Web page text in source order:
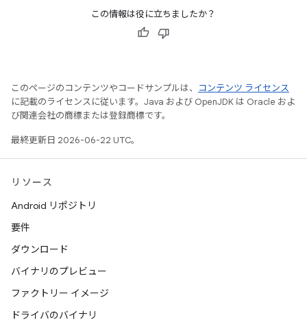
この情報は役に立ちましたか？
このページのコンテンツやコードサンプルは、
コンテンツ ライセンス
に記載のライセンスに従います。Java および OpenJDK は Oracle およ
び関連会社の商標または登録商標です。
最終更新日 2026-06-22 UTC。
リソース
Android リポジトリ
要件
ダウンロード
バイナリのプレビュー
ファクトリー イメージ
ドライバのバイナリ